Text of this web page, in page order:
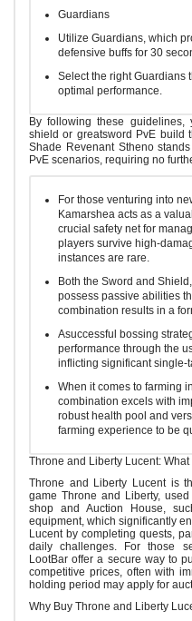
Guardians
Utilize Guardians, which
defensive buffs for 30
Select the right Guardians
optimal performance.
By following these
shield or greatsword PvE build
Shade Revenant Stheno
PvE scenarios, requiring no
For those venturing into
Kamarshea acts as a
crucial safety net for
players survive high-
instances are rare.
Both the Sword and
possess passive abilities
combination results in a
Asuccessful bossing
performance through the
inflicting significant single-
When it comes to farming
combination excels with
robust health pool and
farming experience to be
Throne and Liberty Lucent:
Throne and Liberty Lucent is
game Throne and Liberty,
shop and Auction House,
equipment, which significantly
Lucent by completing quests,
daily challenges. For those
LootBar offer a secure way to
competitive prices, often with
holding period may apply for
Why Buy Throne and Liberty